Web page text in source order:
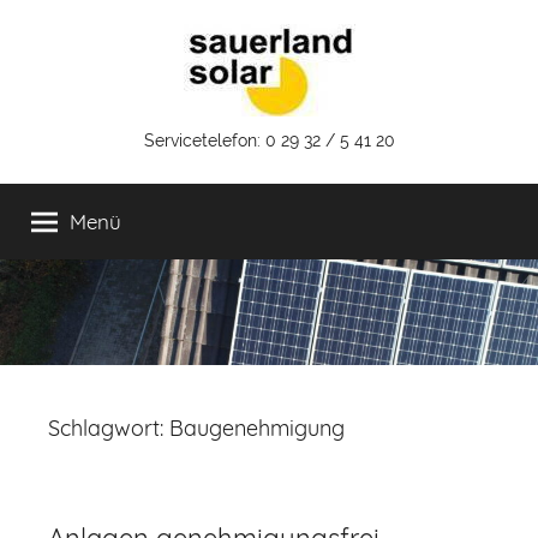
Sauerland
Solar
GmbH
Servicetelefon: 0 29 32 / 5 41 20
Menü
Schlagwort: Baugenehmigung